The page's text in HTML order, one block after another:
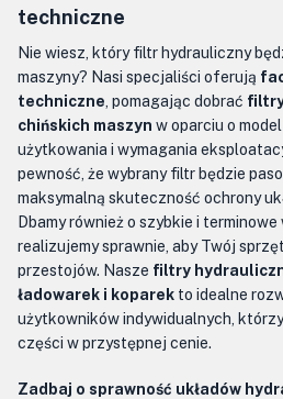
techniczne
Nie wiesz, który filtr hydrauliczny
maszyny? Nasi specjaliści oferują
techniczne , pomagając dobrać
chińskich maszyn w oparciu o
użytkowania i wymagania
pewność, że wybrany filtr będzie
maksymalną skuteczność ochrony
Dbamy również o szybkie i terminowe
realizujemy sprawnie, aby Twój
przestojów. Nasze filtry
ładowarek i koparek to idealne
użytkowników indywidualnych,
części w przystępnej cenie.
Zadbaj o sprawność układów